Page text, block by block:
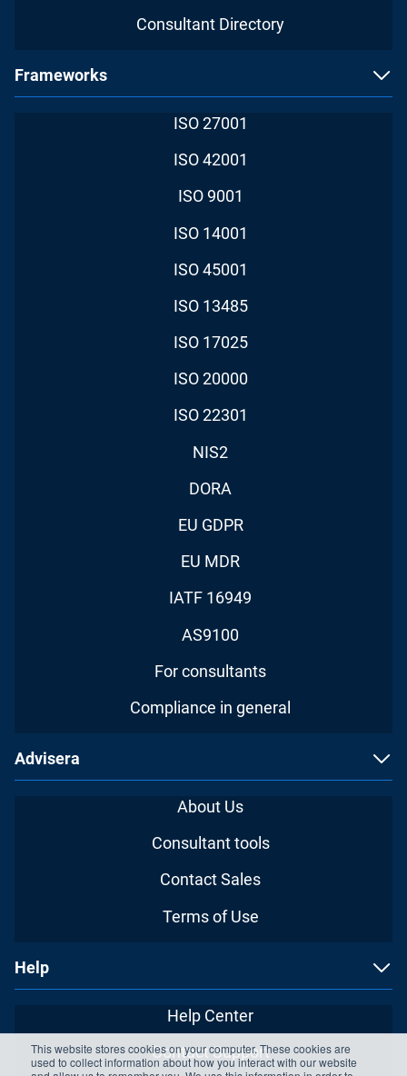
This website stores cookies on your computer. These cookies are
used to collect information about how you interact with our website
Consultant Directory
Frameworks
ISO 27001
ISO 42001
ISO 9001
ISO 14001
ISO 45001
ISO 13485
ISO 17025
ISO 20000
ISO 22301
NIS2
DORA
EU GDPR
EU MDR
IATF 16949
AS9100
For consultants
Compliance in general
Advisera
About Us
Consultant tools
Contact Sales
Terms of Use
Help
Help Center
Contact Support